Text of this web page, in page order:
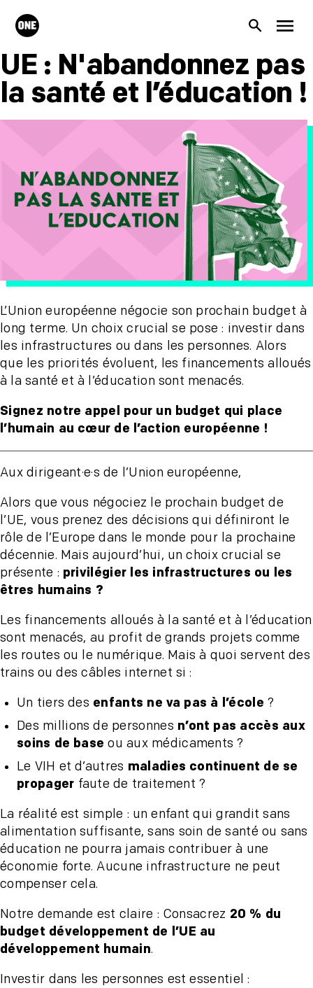
ONE.org
UE : N'abandonnez pas
la santé et l’éducation !
L’Union européenne négocie son prochain budget à
long terme. Un choix crucial se pose : investir dans
les infrastructures ou dans les personnes. Alors
que les priorités évoluent, les financements alloués
à la santé et à l’éducation sont menacés.
Signez notre appel pour un budget qui place
l’humain au cœur de l’action européenne !
Aux dirigeant·e·s de l’Union européenne,
Alors que vous négociez le prochain budget de
l’UE, vous prenez des décisions qui définiront le
rôle de l’Europe dans le monde pour la prochaine
décennie. Mais aujourd’hui, un choix crucial se
présente : privilégier les infrastructures ou les
êtres humains ?
Les financements alloués à la santé et à l’éducation
sont menacés, au profit de grands projets comme
les routes ou le numérique. Mais à quoi servent des
trains ou des câbles internet si :
Un tiers des enfants ne va pas à l’école ?
Des millions de personnes n’ont pas accès aux
soins de base ou aux médicaments ?
Le VIH et d’autres maladies continuent de se
propager faute de traitement ?
La réalité est simple : un enfant qui grandit sans
alimentation suffisante, sans soin de santé ou sans
éducation ne pourra jamais contribuer à une
économie forte. Aucune infrastructure ne peut
compenser cela.
Notre demande est claire : Consacrez 20 % du
budget développement de l’UE au
développement humain.
Investir dans les personnes est essentiel :